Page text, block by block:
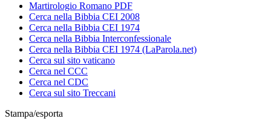
Martirologio Romano PDF
Cerca nella Bibbia CEI 2008
Cerca nella Bibbia CEI 1974
Cerca nella Bibbia Interconfessionale
Cerca nella Bibbia CEI 1974 (LaParola.net)
Cerca sul sito vaticano
Cerca nel CCC
Cerca nel CDC
Cerca sul sito Treccani
Stampa/esporta